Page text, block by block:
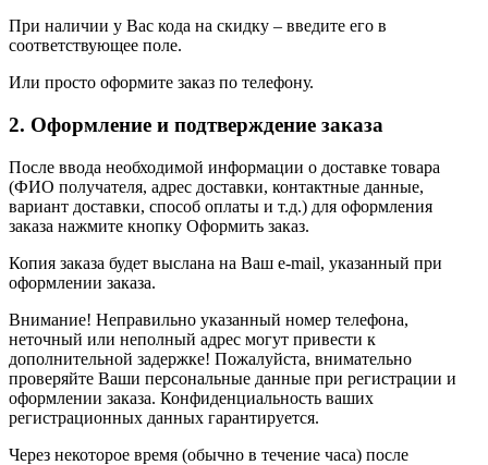
При наличии у Вас кода на скидку – введите его в
соответствующее поле.
Или просто оформите заказ по телефону.
2. Оформление и подтверждение заказа
После ввода необходимой информации о доставке товара
(ФИО получателя, адрес доставки, контактные данные,
вариант доставки, способ оплаты и т.д.) для оформления
заказа нажмите кнопку Оформить заказ.
Копия заказа будет выслана на Ваш e-mail, указанный при
оформлении заказа.
Внимание! Неправильно указанный номер телефона,
неточный или неполный адрес могут привести к
дополнительной задержке! Пожалуйста, внимательно
проверяйте Ваши персональные данные при регистрации и
оформлении заказа. Конфиденциальность ваших
регистрационных данных гарантируется.
Через некоторое время (обычно в течение часа) после